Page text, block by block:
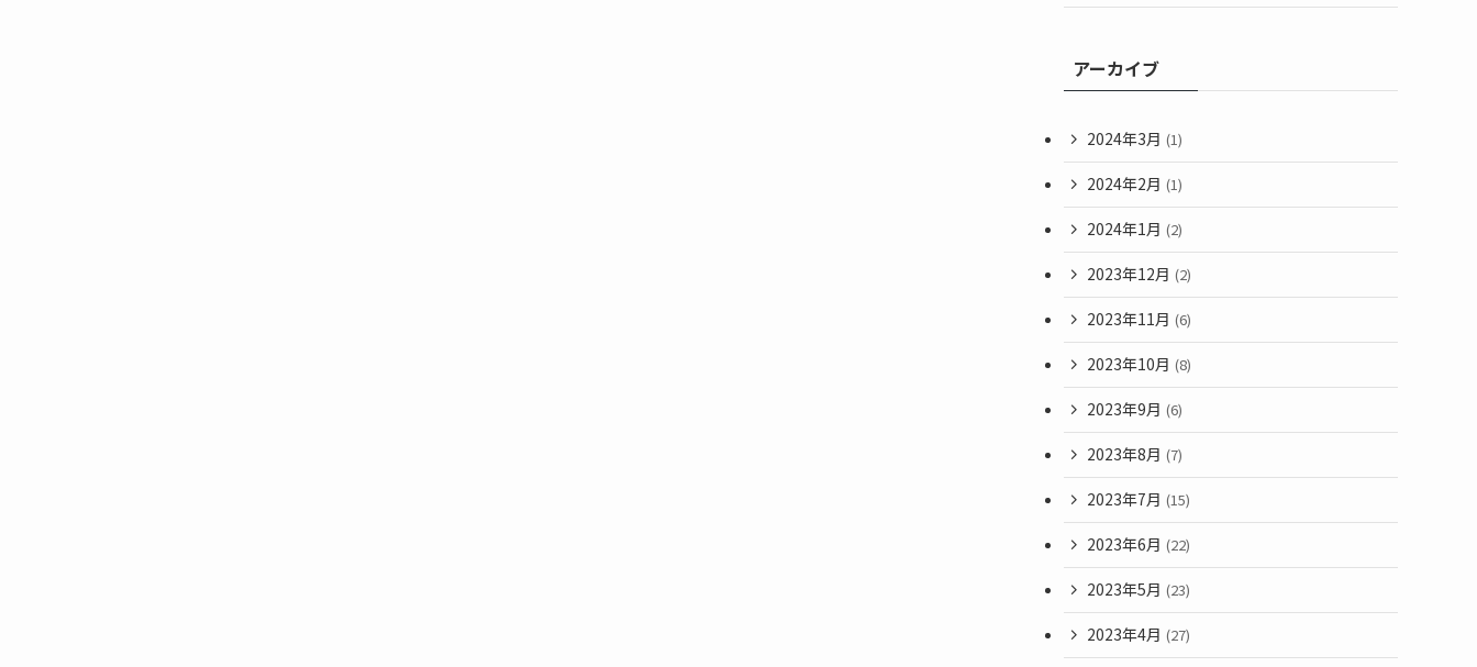
アーカイブ
2024年3月 (1)
2024年2月 (1)
2024年1月 (2)
2023年12月 (2)
2023年11月 (6)
2023年10月 (8)
2023年9月 (6)
2023年8月 (7)
2023年7月 (15)
2023年6月 (22)
2023年5月 (23)
2023年4月 (27)